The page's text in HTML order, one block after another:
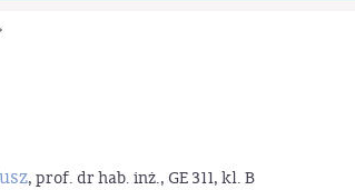
, prof. dr hab. inż., GE 311, kl. B